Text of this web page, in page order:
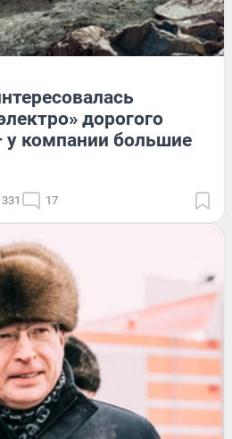
дорогого
компании большие
17